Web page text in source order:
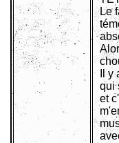
Le
Il y
qui
et